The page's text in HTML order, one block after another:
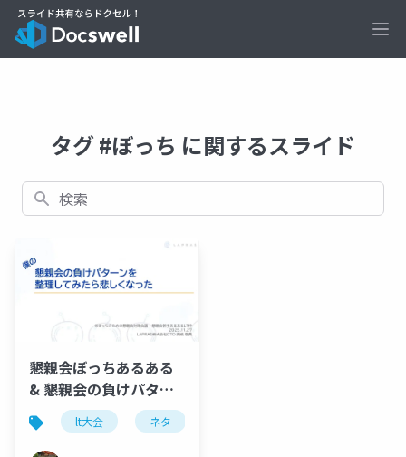
タグ #ぼっち に関するスライド
検索
懇親会ぼっちあるある
& 懇親会の負けパター
ンを 整理してみた悲し
くなった
lt大会 ネタ